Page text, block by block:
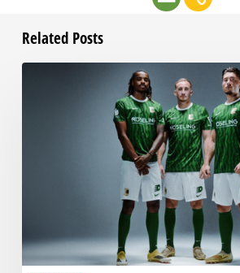
Related Posts
Unser